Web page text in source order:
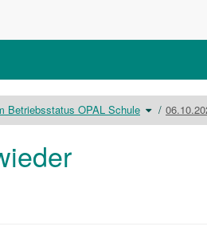
Betriebsstatus OPAL Schule Schalte
den
unter
Blog